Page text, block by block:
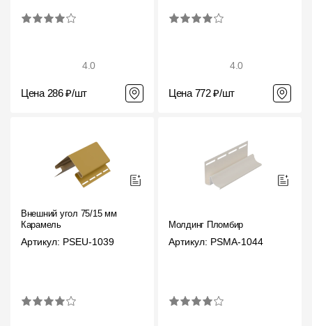
4.0
Цена 286 ₽/шт
4.0
Цена 772 ₽/шт
Внешний угол 75/15 мм
Карамель
Артикул: PSEU-1039
Молдинг Пломбир
Артикул: PSMA-1044